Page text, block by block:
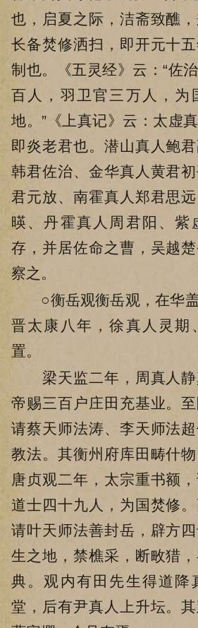
也，启夏之际，洁斋致醮，
长备焚修洒扫，即开元十
制也。《五灵经》云：“佐
百人，羽卫官三万人，为
地。”《上真记》云：太虚
即炎老君也。潜山真人鲍
韩君佐治、金华真人黄君
君元放、南霍真人郑君思
暎、丹霍真人周君阳、紫
存，并居佐命之曹，吴越
察之。
○衡岳观衡岳观，在华盖
晋太康八年，徐真人灵期
置。
梁天监二年，周真人静
帝赐三百户庄田充基业。
请蔡天师法涛、李天师法
教法。其衡州府库田畴什物
唐贞观二年，太宗重书额
道士四十九人，为国焚修。
请叶天师法善封岳，辟方
生之地，禁樵采，断畋猎
典。观内有田先生得道降
堂，后有尹真人上升坛。